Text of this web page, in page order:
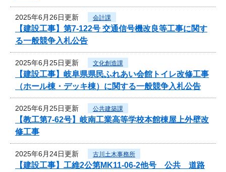
2025年6月26日更新 会計課
【建設工事】第7-122号 交通信号機改良等工事に関す
る一般競争入札公告
2025年6月25日更新 文化創造課
【建設工事】岐阜県県民ふれあい会館トイレ改修工事
（ホール棟・デッキ棟）に関する一般競争入札公告
2025年6月25日更新 公共建築課
【教工第7-62号】岐南工業高等学校本館棟屋上外壁改
修工事
2025年6月24日更新 古川土木事務所
【建設工事】工維2公第MK11-06-2他号 公共 道路